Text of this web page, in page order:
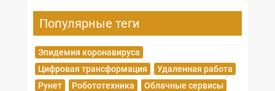
Популярные теги
Эпидемия коронавируса
Цифровая трансформация
Удаленная работа
Рунет
Робототехника
Облачные сервисы